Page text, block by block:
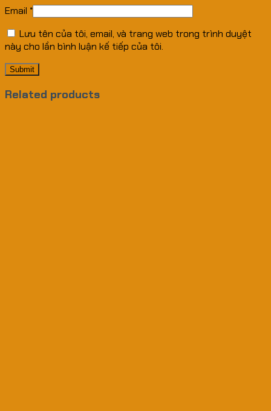
Email *
Lưu tên của tôi, email, và trang web trong trình duyệt
này cho lần bình luận kế tiếp của tôi.
Related products